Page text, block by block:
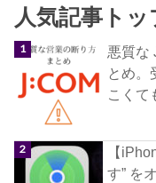
人気記事トッ
悪質な
とめ。
こくて
【
す” を